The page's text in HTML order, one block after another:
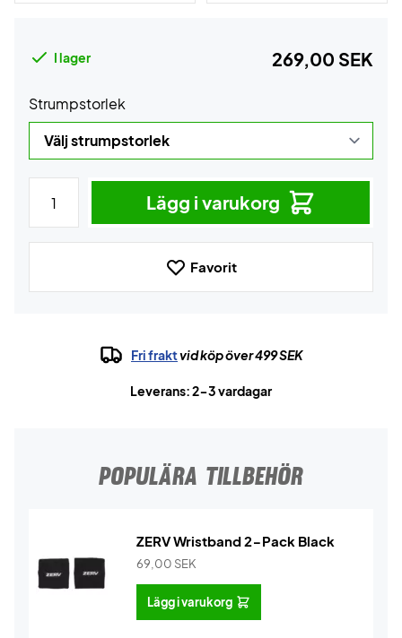
I lager 269,00 SEK
Strumpstorlek
Lägg i varukorg
Favorit
Fri fraktvid köp över 499 SEK
Leverans: 2-3 vardagar
POPULÄRA TILLBEHÖR
ZERV Wristband 2-Pack Black
69,00 SEK
Lägg i varukorg